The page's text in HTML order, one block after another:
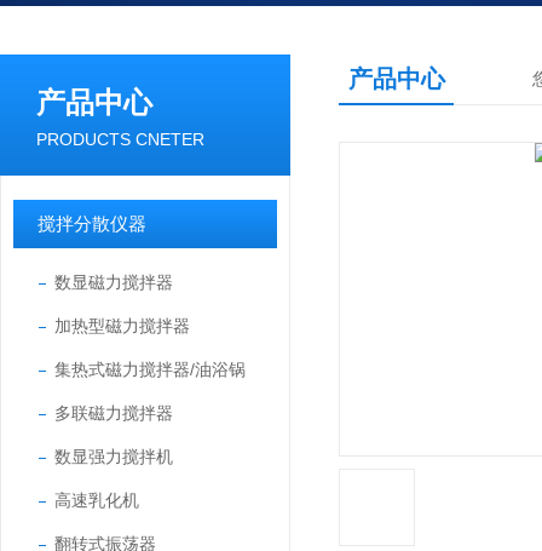
产品中心
PRODUCTS CNETER
搅拌分散仪器
数显磁力搅拌器
加热型磁力搅拌器
集热式磁力搅拌器/油浴锅
多联磁力搅拌器
数显强力搅拌机
高速乳化机
翻转式振荡器
产品中心